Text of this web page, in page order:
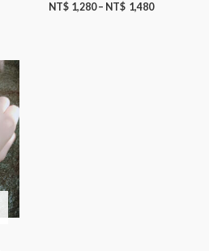
NT$ 1,280– NT$ 1,480